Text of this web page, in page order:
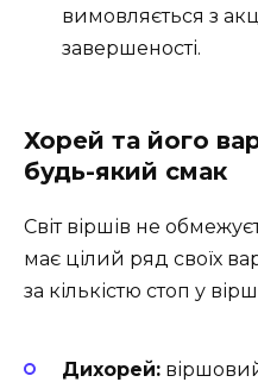
вимовляється з
завершеності.
Хорей та його
будь-який смак
Світ віршів не
має цілий ряд своїх
за кількістю стоп у
Дихорей: